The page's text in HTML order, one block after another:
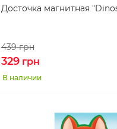
Досточка магнитная
439грн
329грн
В наличии